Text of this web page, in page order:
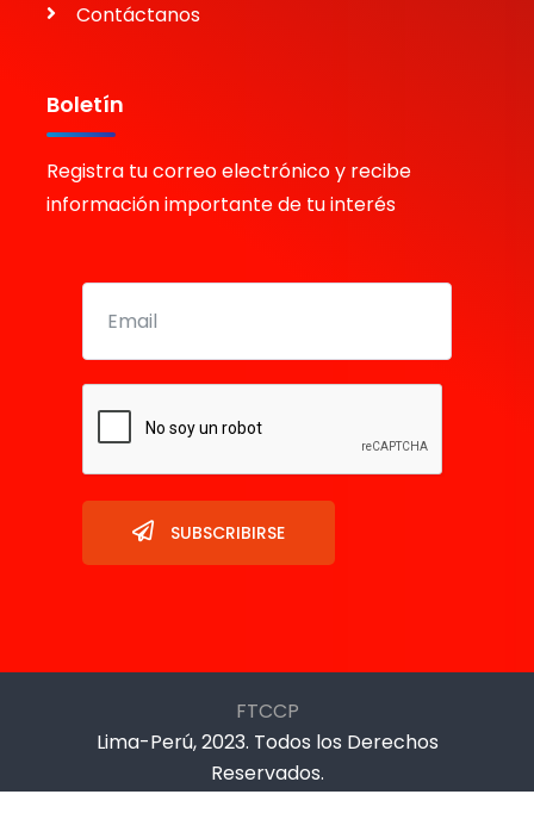
Contáctanos
Boletín
Registra tu correo electrónico y recibe
información importante de tu interés
SUBSCRIBIRSE
FTCCP
Lima-Perú, 2023. Todos los Derechos
Reservados.